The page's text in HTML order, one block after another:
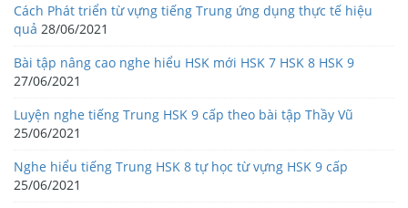
Cách Phát triển từ vựng tiếng Trung ứng dụng thực tế hiệu
quả 28/06/2021
Bài tập nâng cao nghe hiểu HSK mới HSK 7 HSK 8 HSK 9
27/06/2021
Luyện nghe tiếng Trung HSK 9 cấp theo bài tập Thầy Vũ
25/06/2021
Nghe hiểu tiếng Trung HSK 8 tự học từ vựng HSK 9 cấp
25/06/2021